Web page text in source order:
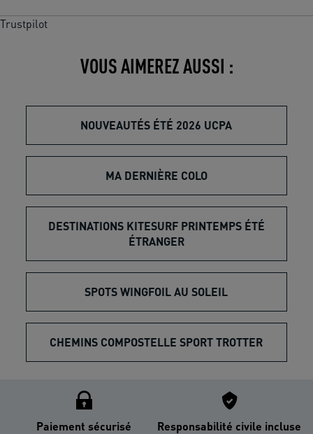
Trustpilot
VOUS AIMEREZ AUSSI :
NOUVEAUTÉS ÉTÉ 2026 UCPA
MA DERNIÈRE COLO
DESTINATIONS KITESURF PRINTEMPS ÉTÉ
ÉTRANGER
SPOTS WINGFOIL AU SOLEIL
CHEMINS COMPOSTELLE SPORT TROTTER
Paiement sécurisé Responsabilité civile incluse